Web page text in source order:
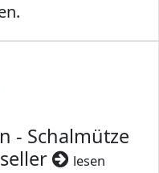
- Schalmütze
lesen